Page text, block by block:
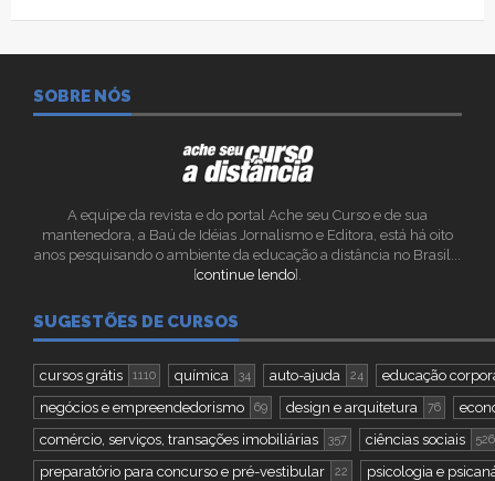
SOBRE NÓS
A equipe da revista e do portal Ache seu Curso e de sua
mantenedora, a Baú de Idéias Jornalismo e Editora, está há oito
anos pesquisando o ambiente da educação a distância no Brasil...
[continue lendo].
SUGESTÕES DE CURSOS
cursos grátis 1110 química 34 auto-ajuda 24
educação
negócios e empreendedorismo
69 design e arquitetura 76
comércio, serviços, transações imobiliárias
357 ciências sociais 526
preparatório para concurso e pré-vestibular 22
psicologia e